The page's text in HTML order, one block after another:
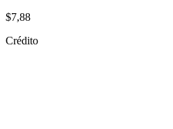
$7,88
Crédito